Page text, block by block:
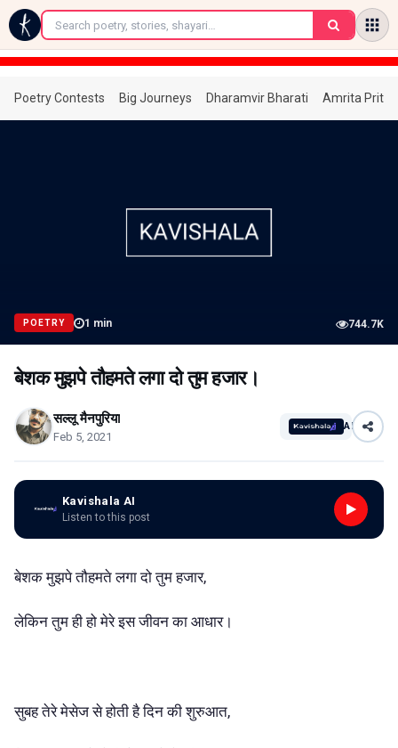
←
Poetry Contests Big Journeys Dharamvir Bharati Amrita
POETRY 1 min 744.7K
बेशक मुझपे तौहमते लगा दो तुम हजार।
सल्लू मैनपुरिया
Feb 5, 2021
AI
Kavishala AI
Listen to this post
बेशक मुझपे तौहमते लगा दो तुम हजार,
लेकिन तुम ही हो मेरे इस जीवन का आधार।
सुबह तेरे मेसेज से होती है दिन की शुरुआत,